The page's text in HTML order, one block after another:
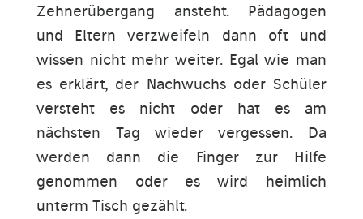
Zehnerübergang ansteht. Pädagogen
und Eltern verzweifeln dann oft und
wissen nicht mehr weiter. Egal wie man
es erklärt, der Nachwuchs oder Schüler
versteht es nicht oder hat es am
nächsten Tag wieder vergessen. Da
werden dann die Finger zur Hilfe
genommen oder es wird heimlich
unterm Tisch gezählt.